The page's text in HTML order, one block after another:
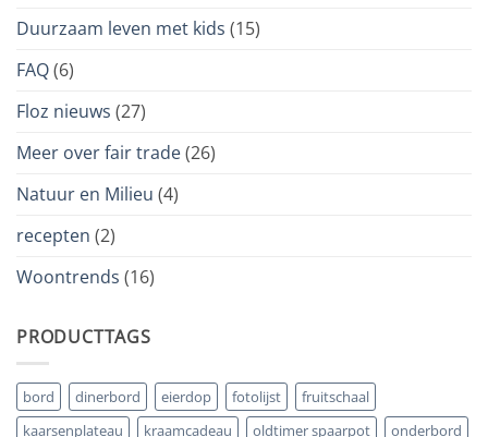
Duurzaam leven met kids (15)
FAQ(6)
Floz nieuws (27)
Meer over fair trade(26)
Natuur en Milieu (4)
recepten (2)
Woontrends (16)
PRODUCTTAGS
bord dinerbord eierdop fotolijst
fruitschaal
kaarsenplateau
kraamcadeau oldtimer spaarpot
onderbord